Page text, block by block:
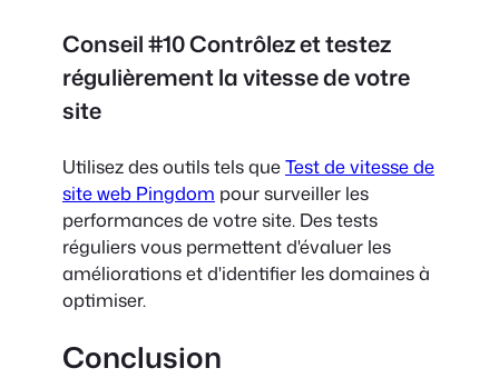
Conseil #10 Contrôlez et testez
régulièrement la vitesse de votre
site
Utilisez des outils tels queTest de vitesse de
site web Pingdom pour surveiller les
performances de votre site. Des tests
réguliers vous permettent d'évaluer les
améliorations et d'identifier les domaines à
optimiser.
Conclusion